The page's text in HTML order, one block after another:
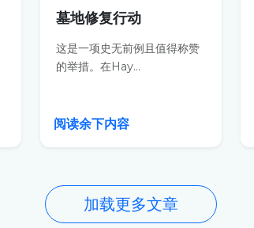
墓地修复行动
这是一项史无前例且值得称赞
的举措。在Hay...
阅读余下内容
加载更多文章